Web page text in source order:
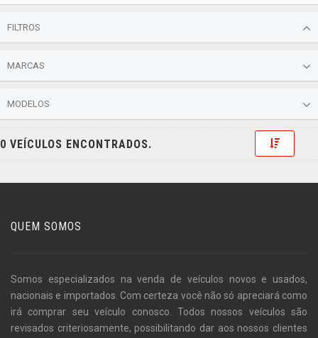
FILTROS
MARCAS
MODELOS
0 VEÍCULOS ENCONTRADOS. Toggle
QUEM SOMOS
Somos especializados na venda de veículos novos e usados,
nacionais e importados. Com certeza você não só apreciará como
irá comprar seu veículo conosco. Todos nossos veículos são
revisados criteriosamente, possibilitando dar aos nossos clientes